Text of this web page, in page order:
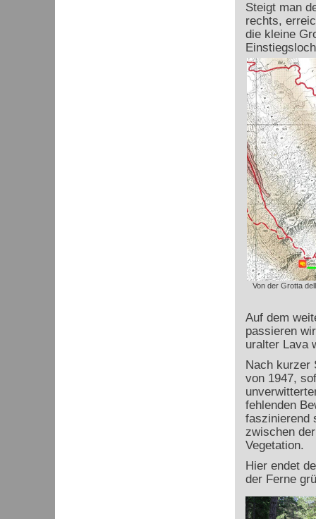
Steigt man
rechts,
die kleine
Von der Grotta
Auf dem
passieren
uralter Lava
Nach kurzer
von 1947,
fehlenden
faszinierend
zwischen
Vegetation.
Hier endet
der Ferne